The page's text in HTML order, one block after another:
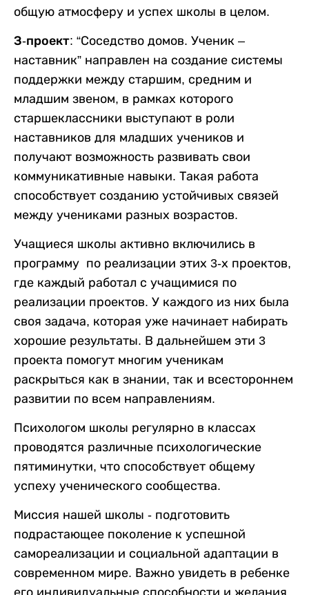
общую атмосферу и успех школы в целом.
З-проект: “Соседство домов. Ученик –
наставник” направлен на создание системы
поддержки между старшим, средним и
младшим звеном, в рамках которого
старшеклассники выступают в роли
наставников для младших учеников и
получают возможность развивать свои
коммуникативные навыки. Такая работа
способствует созданию устойчивых связей
между учениками разных возрастов.
Учащиеся школы активно включились в
программу по реализации этих 3-х проектов,
где каждый работал с учащимися по
реализации проектов. У каждого из них была
своя задача, которая уже начинает набирать
хорошие результаты. В дальнейшем эти 3
проекта помогут многим ученикам
раскрыться как в знании, так и всестороннем
развитии по всем направлениям.
Психологом школы регулярно в классах
проводятся различные психологические
пятиминутки, что способствует общему
успеху ученического сообщества.
Миссия нашей школы - подготовить
подрастающее поколение к успешной
самореализации и социальной адаптации в
современном мире. Важно увидеть в ребенке
его индивидуальные способности и желания.